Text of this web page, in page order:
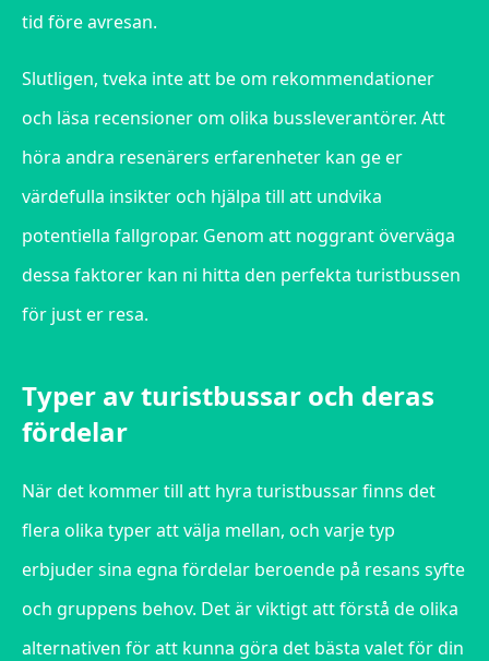
tid före avresan.
Slutligen, tveka inte att be om rekommendationer
och läsa recensioner om olika bussleverantörer. Att
höra andra resenärers erfarenheter kan ge er
värdefulla insikter och hjälpa till att undvika
potentiella fallgropar. Genom att noggrant överväga
dessa faktorer kan ni hitta den perfekta turistbussen
för just er resa.
Typer av turistbussar och deras
fördelar
När det kommer till att hyra turistbussar finns det
flera olika typer att välja mellan, och varje typ
erbjuder sina egna fördelar beroende på resans syfte
och gruppens behov. Det är viktigt att förstå de olika
alternativen för att kunna göra det bästa valet för din